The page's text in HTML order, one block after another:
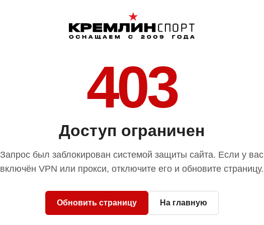
403
Доступ ограничен
Запрос был заблокирован системой защиты сайта. Если у вас
включён VPN или прокси, отключите его и обновите страницу.
Обновить страницу На главную